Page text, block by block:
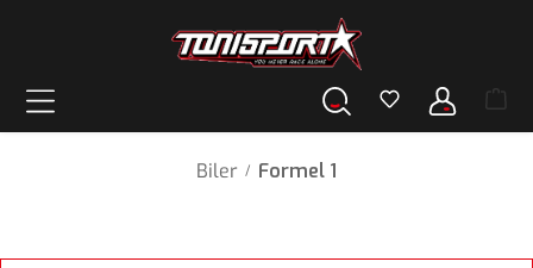
Biler / Formel 1